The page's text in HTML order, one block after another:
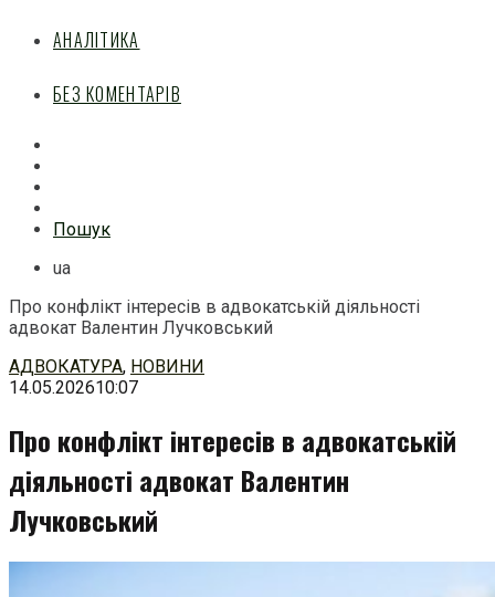
АНАЛІТИКА
БЕЗ КОМЕНТАРІВ
Пошук
ua
Про конфлікт інтересів в адвокатській діяльності
адвокат Валентин Лучковський
Перейти
до
АДВОКАТУРА, НОВИНИ
14.05.202610:07
Про конфлікт інтересів в адвокатській
діяльності адвокат Валентин
Лучковський